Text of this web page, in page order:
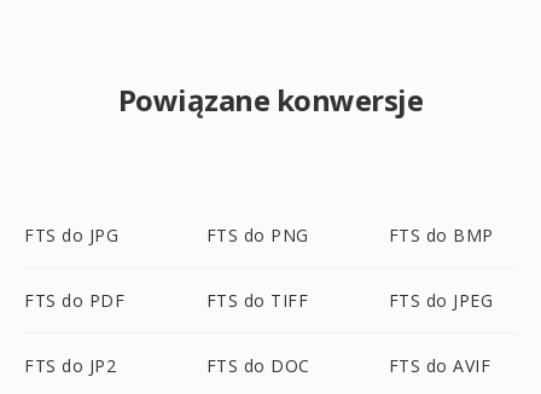
Powiązane konwersje
FTS do JPG FTS do PNG FTS do BMP
FTS do PDF FTS do TIFF FTS do JPEG
FTS do JP2 FTS do DOC FTS do AVIF